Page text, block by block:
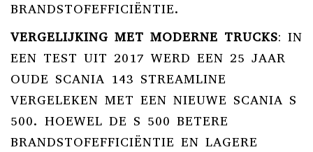
BRANDSTOFEFFICIËNTIE.
VERGELIJKING MET MODERNE TRUCKS: IN
EEN TEST UIT 2017 WERD EEN 25 JAAR
OUDE SCANIA 143 STREAMLINE
VERGELEKEN MET EEN NIEUWE SCANIA S
500. HOEWEL DE S 500 BETERE
BRANDSTOFEFFICIËNTIE EN LAGERE